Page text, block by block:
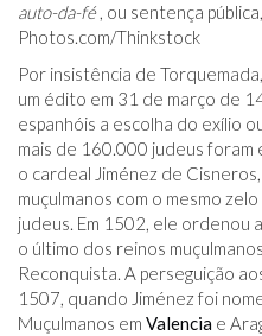
auto-da-fé, ou sentença
Photos.com/Thinkstock
Por insistência de
um édito em 31 de março de
espanhóis a escolha do exílio
mais de 160.000 judeus foram
o cardeal Jiménez de
muçulmanos com o mesmo
judeus. Em 1502, ele ordenou
o último dos reinos
Reconquista. A perseguição
1507, quando Jiménez foi
Muçulmanos em Valencia e